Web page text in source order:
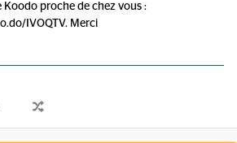
Koodo proche de chez vous :
IVOQTV. Merci